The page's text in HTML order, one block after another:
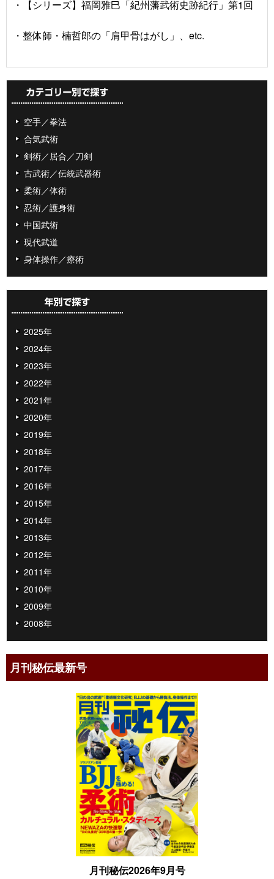
・【シリーズ】福岡雅巳「紀州藩武術史跡紀行」第1回
・整体師・楠哲郎の「肩甲骨はがし」、etc.
空手／拳法
合気武術
剣術／居合／刀剣
古武術／伝統武器術
柔術／体術
忍術／護身術
中国武術
現代武道
身体操作／療術
2025年
2024年
2023年
2022年
2021年
2020年
2019年
2018年
2017年
2016年
2015年
2014年
2013年
2012年
2011年
2010年
2009年
2008年
月刊秘伝最新号
月刊秘伝2026年9月号